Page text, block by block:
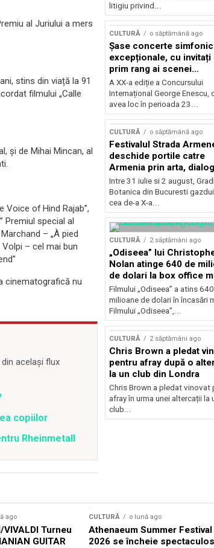
al Juriului a mers
stins din viață la 91
filmului „Calle
și de Mihai Mincan, al
Voice of Hind Rajab”,
Premiul special al
– „À pied
Volpi – cel mai bun
cinematografică nu
același flux
copiilor
Rheinmetall
litigiu privind...
CULTURĂ o săptămână ago
Șase concerte
excepționale, cu invitați
prim rang ai scenei
internaționale și
orchestrale românești
prestigiu, în programul
Concursului Enescu
A XX-a ediție a Concursului
Internațional George Enescu,
avea loc în perioada 23...
CULTURĂ o săptămână ago
Festivalul Strada
deschide portile catre
Armenia prin arta,
patrimoniu, intre 31 iulie
august, la Gradina
Bucuresti
Intre 31 iulie si 2 august,
Botanica din Bucuresti
cea de-a X-a...
CULTURĂ 2 săptămâni ago
„Odiseea” lui
Nolan atinge 640 de
de dolari la box office
Filmului „Odiseea” a atins
milioane de dolari în încasări
Filmului „Odiseea”,...
CULTURĂ 2 săptămâni ago
Chris Brown a pledat
pentru afray după o
la un club din Londra
Chris Brown a pledat vinovat
afray în urma unei altercații la
club...
ago
VIVALDI Turneu
GUITAR
CULTURĂ o lună ago
Athenaeum Summer Festival
2026 se încheie